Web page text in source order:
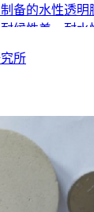
备的水性透明
候性差、耐水
进行产业化示
所